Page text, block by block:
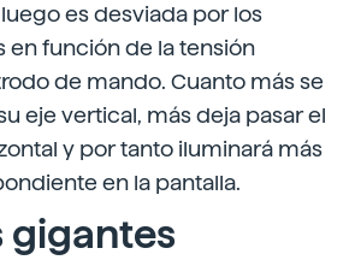
es desviada por los
en función de la tensión
de mando. Cuanto más se
eje vertical, más deja pasar el
y por tanto iluminará más
en la pantalla.
gigantes